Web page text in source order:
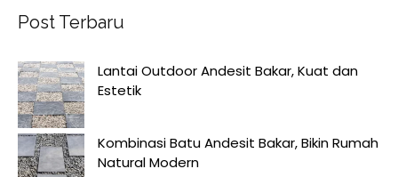
Post Terbaru
Lantai Outdoor Andesit Bakar, Kuat dan
Estetik
Kombinasi Batu Andesit Bakar, Bikin Rumah
Natural Modern